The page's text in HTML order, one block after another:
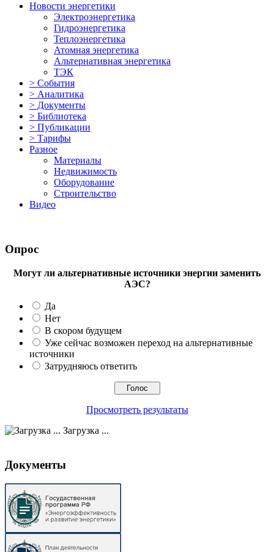
Новости энергетики
Электроэнергетика
Гидроэнергетика
Теплоэнергетика
Атомная энергетика
Альтернативная энергетика
ТЭК
> События
> Аналитика
> Документы
> Библиотека
> Публикации
> Тарифы
Разное
Материалы
Недвижимость
Оборудование
Строительство
Видео
Опрос
Могут ли альтернативные источники энергии заменить
АЭС?
Да
Нет
В скором будущем
Уже сейчас возможен переход на альтернативные
источники
Затрудняюсь ответить
Просмотреть результаты
Загрузка ...
Документы